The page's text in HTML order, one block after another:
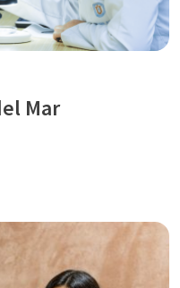
Mar